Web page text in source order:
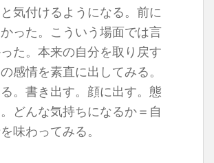
気付けるようになる。前に
った。こういう場面では言
た。本来の自分を取り戻す
感情を素直に出してみる。
。書き出す。顔に出す。態
どんな気持ちになるか＝自
味わってみる。